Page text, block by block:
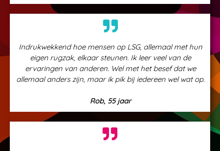
Indrukwekkend hoe mensen op LSG, allemaal met hun
eigen rugzak, elkaar steunen. Ik leer veel van de
ervaringen van anderen. Wel met het besef dat we
allemaal anders zijn, maar ik pik bij iedereen wel wat op.
Rob, 55 jaar